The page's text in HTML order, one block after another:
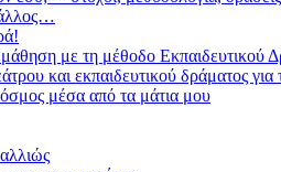
με τη μέθοδο Εκπαιδευτικού
και εκπαιδευτικού δράματος
μέσα από τα μάτια μου